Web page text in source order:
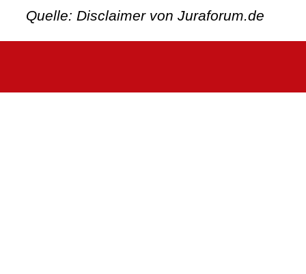
Quelle: Disclaimer von Juraforum.de